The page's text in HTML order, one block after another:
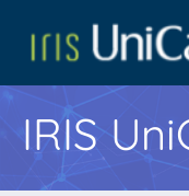
IRIS